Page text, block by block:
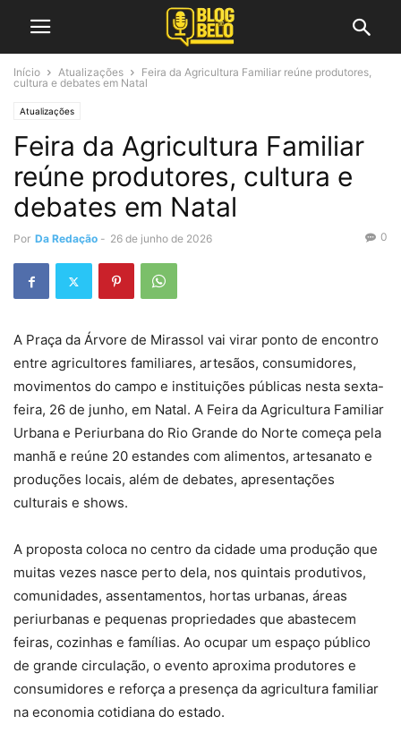
Início Atualizações
Feira da Agricultura Familiar reúne produtores,
cultura e debates em Natal
Atualizações
Feira da Agricultura Familiar
reúne produtores, cultura e
debates em Natal
Por Da Redação - 26 de junho de 2026 0
A Praça da Árvore de Mirassol vai virar ponto de encontro
entre agricultores familiares, artesãos, consumidores,
movimentos do campo e instituições públicas nesta sexta-
feira, 26 de junho, em Natal. A Feira da Agricultura Familiar
Urbana e Periurbana do Rio Grande do Norte começa pela
manhã e reúne 20 estandes com alimentos, artesanato e
produções locais, além de debates, apresentações
culturais e shows.
A proposta coloca no centro da cidade uma produção que
muitas vezes nasce perto dela, nos quintais produtivos,
comunidades, assentamentos, hortas urbanas, áreas
periurbanas e pequenas propriedades que abastecem
feiras, cozinhas e famílias. Ao ocupar um espaço público
de grande circulação, o evento aproxima produtores e
consumidores e reforça a presença da agricultura familiar
na economia cotidiana do estado.